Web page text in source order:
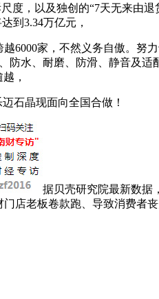
度，以及独创的“7天无来由退
到3.34万亿元，
6000家，不然义务自傲。努
防水、耐磨、防滑、静音及适
，
石晶现面向全国合做！
据贝壳研究院最新数据
店老板卷款跑、导致消费者